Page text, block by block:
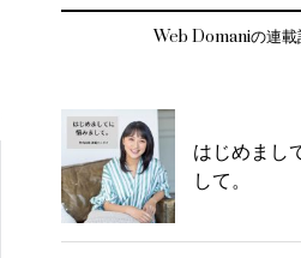
Web Domaniの連載
はじめまし
して。